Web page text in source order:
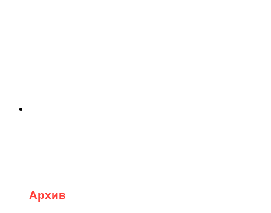
Архив